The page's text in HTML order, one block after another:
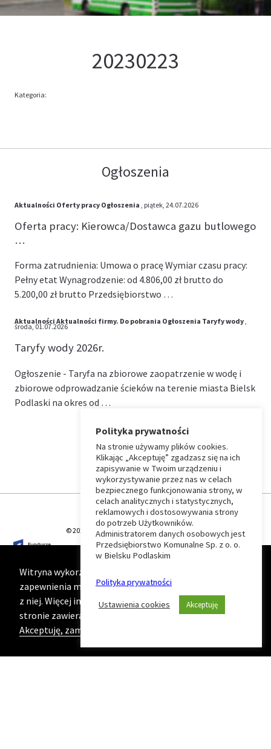
20230223
Kategoria:
Ogłoszenia
Aktualności Oferty pracy Ogłoszenia , piątek, 24.07.2026
Oferta pracy: Kierowca/Dostawca gazu butlowego
…
Forma zatrudnienia: Umowa o pracę Wymiar czasu pracy:
Pełny etat Wynagrodzenie: od 4.806,00 zł brutto do
5.200,00 zł brutto Przedsiębiorstwo …
Aktualności Aktualności firmy. Do pobrania Ogłoszenia Taryfy wody,
środa, 01.07.2026
Taryfy wody 2026r.
Ogłoszenie - Taryfa na zbiorowe zaopatrzenie w wodę i
zbiorowe odprowadzanie ścieków na terenie miasta Bielsk
Podlaski na okres od …
⏶
Wróć
do
początku
strony
© 2026 T-Matic Grupa Computer Plus Sp. z o.o.
Witryna wykorzystuje ciasteczka (cookies) w celu
zapewnienia maksymalnej wygody podczas korzystania
z niej. Więcej informacji na ten temat znajduje się na
stronie zawierającej naszą
Politykę prywatności
Akceptuję, zamknij komunikat
Polityka prywatności
Na stronie używamy plików cookies.
Klikając „Akceptuję” zgadzasz się na ich
zapisywanie w Twoim urządzeniu i
wykorzystywanie przez nas w celach
bezpiecznego funkcjonowania strony, w
celach analitycznych i statystycznych,
reklamowych i dostosowywania strony
do potrzeb Użytkowników.
Administratorem danych osobowych jest
Przedsiębiorstwo Komunalne Sp. z o. o.
w Bielsku Podlaskim
Polityka prywatności
Ustawienia cookies Akceptuję